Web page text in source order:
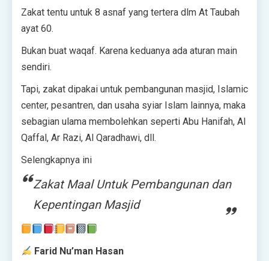
Zakat tentu untuk 8 asnaf yang tertera dlm At Taubah
ayat 60.
Bukan buat waqaf. Karena keduanya ada aturan main
sendiri.
Tapi, zakat dipakai untuk pembangunan masjid, Islamic
center, pesantren, dan usaha syiar Islam lainnya, maka
sebagian ulama membolehkan seperti Abu Hanifah, Al
Qaffal, Ar Razi, Al Qaradhawi, dll.
Selengkapnya ini
Zakat Maal Untuk Pembangunan dan
Kepentingan Masjid
Farid Nu’man Hasan